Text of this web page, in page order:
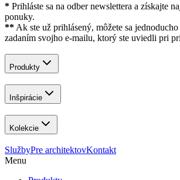
* Prihláste sa na odber newslettera a získajte
ponuky.
** Ak ste už prihlásený, môžete sa
zadaním svojho e-mailu, ktorý ste uviedli pri
Produkty
Inšpirácie
Kolekcie
SlužbyPre architektovKontakt
Menu